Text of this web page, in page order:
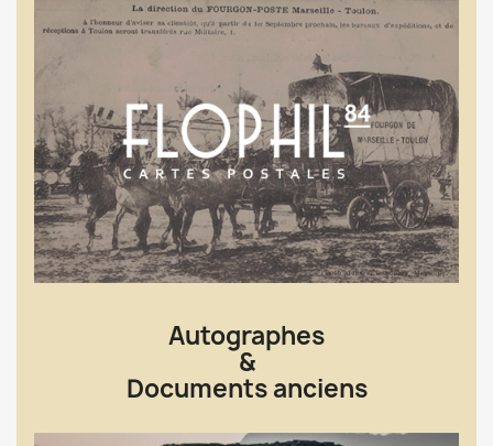
Autographes
&
Documents anciens